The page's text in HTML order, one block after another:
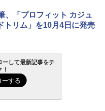
、「プロフィット カジュ
トリム」を10月4日に発売
して最新記事をチ